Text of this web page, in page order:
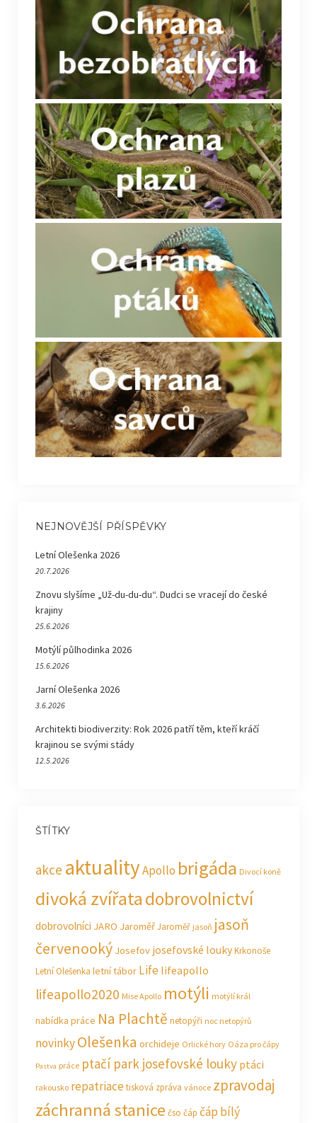
NEJNOVĚJŠÍ PŘÍSPĚVKY
Letní Olešenka 2026
20.7.2026
Znovu slyšíme „Už-du-du-du“. Dudci se vracejí do české
krajiny
25.6.2026
Motýlí půlhodinka 2026
15.6.2026
Jarní Olešenka 2026
3.6.2026
Architekti biodiverzity: Rok 2026 patří těm, kteří kráčí
krajinou se svými stády
12.5.2026
ŠTÍTKY
akce aktualityApollo brigáda Divocí koně
divoká zvířatadobrovolnictví
dobrovolníci JARO JaroměřJaroměř jasoň jasoň
červenooký Josefov josefovské loukyKrkonoše
Letní Olešenka letní tábor Life lifeapollo
lifeapollo2020 Mise Apollo motýli motýlí král
nabídka práce Na Plachtě netopýři noc netopýrů
novinkyOlešenka orchideje Orlické hory Oáza pro čápy
Pastva práce ptačí park josefovské louky ptáci
rakousko repatriacetisková zpráva vánoce zpravodaj
záchranná stanice čso čáp čáp bílý